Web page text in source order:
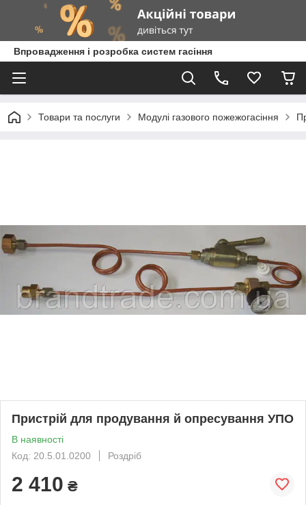
Впровадження і розробка систем гасіння
Товари та послуги Модулі газового пожежогасіння
Пристрій для продування й опресування УПО
В наявності
Код: 20.5.01.0200
Роздріб
2 410 ₴